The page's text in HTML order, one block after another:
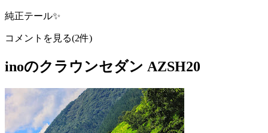
純正テール✨
コメントを見る(2件)
inoのクラウンセダン AZSH20